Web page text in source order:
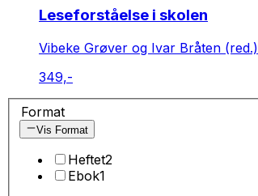
Leseforståelse i skolen
Vibeke Grøver og Ivar Bråten (red.)
349,-
Format
Vis Format
Heftet2
Ebok1